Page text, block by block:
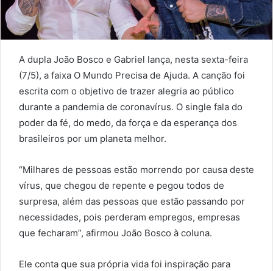
A dupla João Bosco e Gabriel lança, nesta sexta-feira
(7/5), a faixa O Mundo Precisa de Ajuda. A canção foi
escrita com o objetivo de trazer alegria ao público
durante a pandemia de coronavírus. O single fala do
poder da fé, do medo, da força e da esperança dos
brasileiros por um planeta melhor.
“Milhares de pessoas estão morrendo por causa deste
vírus, que chegou de repente e pegou todos de
surpresa, além das pessoas que estão passando por
necessidades, pois perderam empregos, empresas
que fecharam”, afirmou João Bosco à coluna.
Ele conta que sua própria vida foi inspiração para